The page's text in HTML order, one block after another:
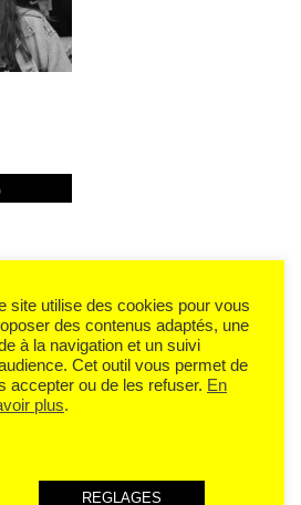
site utilise des cookies pour vous
des contenus adaptés, une
à la navigation et un suivi
Cet outil vous permet de
accepter ou de les refuser. En
plus.
REGLAGES